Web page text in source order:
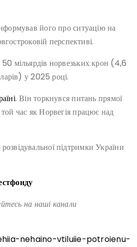
його про ситуацію на
перспективі.
50 мільярдів норвезьких крон (4,6
у 2025 році.
. Він торкнувся питань прямої
час як Норвегія працює над
підтримки України
на наші канали
nehaino-vtiluiie-potroienu-